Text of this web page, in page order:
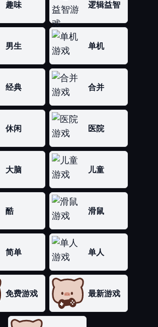
趣味 逻辑益智
男生 单机
经典 合并
休闲 医院
大脑 儿童
酷 滑鼠
简单 单人
免费游戏 最新游戏